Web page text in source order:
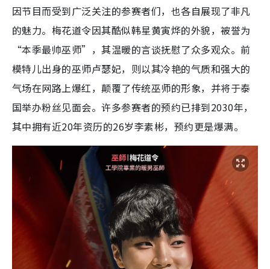
因节目而受到广泛关注的参赛者们，也各自展现了非凡
的魅力。梅花道令因其酷似韩星黄寅烨的外貌，被誉为
“本季最帅巫师”，其温暖的言谈抚慰了众多观众。前
模特儿出身的巫师卢瑟妃，则以其冷艳的气质和强大的
气场在网路上爆红，颠覆了传统巫师的形象，并将于泰
国举办粉丝见面会。许多参赛者的预约已排到2030年，
其中拥有近20年资历的26岁李素彬，预约更是爆满。